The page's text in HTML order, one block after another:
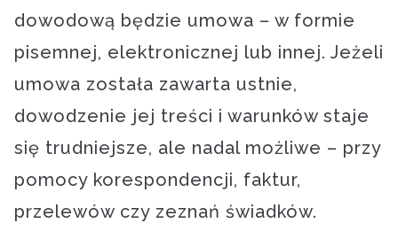
dowodową będzie umowa – w formie
pisemnej, elektronicznej lub innej. Jeżeli
umowa została zawarta ustnie,
dowodzenie jej treści i warunków staje
się trudniejsze, ale nadal możliwe – przy
pomocy korespondencji, faktur,
przelewów czy zeznań świadków.